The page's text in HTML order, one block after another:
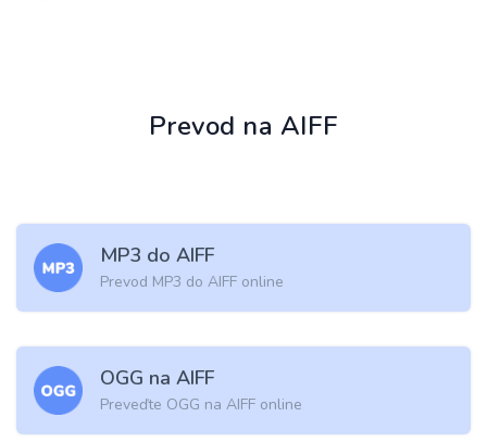
Prevod na AIFF
MP3 do AIFF
Prevod MP3 do AIFF online
OGG na AIFF
Preveďte OGG na AIFF online